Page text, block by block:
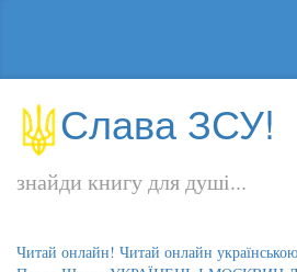
Слава ЗСУ!
знайди книгу для душі...
Читай онлайн! Читай онлайн